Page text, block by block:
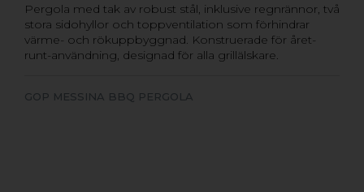
Pergola med tak av robust stål, inklusive regnrännor, två
stora sidohyllor och toppventilation som förhindrar
värme- och rökuppbyggnad. Konstruerade för året-
runt-användning, designad för alla grillälskare.
GOP MESSINA BBQ PERGOLA